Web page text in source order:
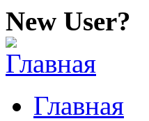
New User?
Главная